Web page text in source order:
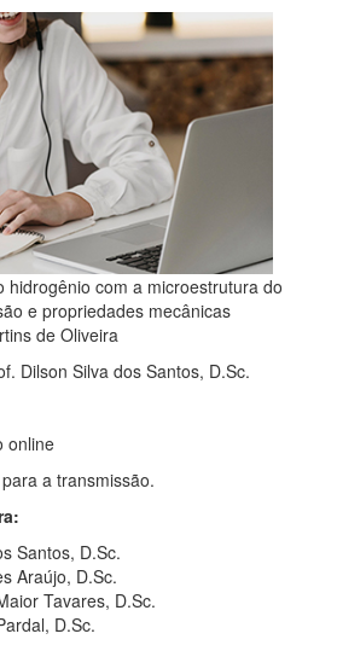
hidrogênio com a microestrutura do
e propriedades mecânicas
de Oliveira
Dilson Silva dos Santos, D.Sc.
online
a transmissão.
Santos, D.Sc.
Araújo, D.Sc.
Tavares, D.Sc.
D.Sc.